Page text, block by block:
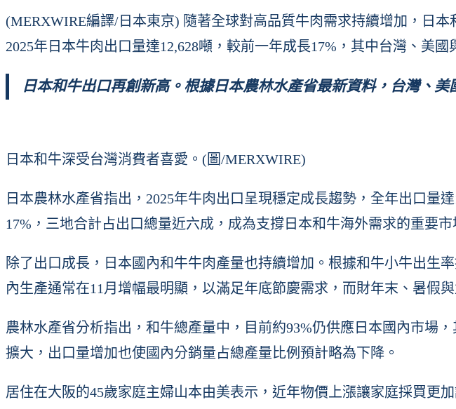
(MERXWIRE編譯/日本東京) 隨著全球對高品質牛肉需求持續增加，日
2025年日本牛肉出口量達12,628噸，較前一年成長17%，其中台灣、美
日本和牛出口再創新高。根據日本農林水產省最新資料，台灣、
日本和牛深受台灣消費者喜愛。(圖/MERXWIRE)
日本農林水產省指出，2025年牛肉出口呈現穩定成長趨勢，全年出口量
17%，三地合計占出口總量近六成，成為支撐日本和牛海外需求的重要市
除了出口成長，日本國內和牛牛肉產量也持續增加。根據和牛小牛出生
內生產通常在11月增幅最明顯，以滿足年底節慶需求，而財年末、暑假
農林水產省分析指出，和牛總產量中，目前約93%仍供應日本國內市場
擴大，出口量增加也使國內分銷量占總產量比例預計略為下降。
居住在大阪的45歲家庭主婦山本由美表示，近年物價上漲讓家庭採買更